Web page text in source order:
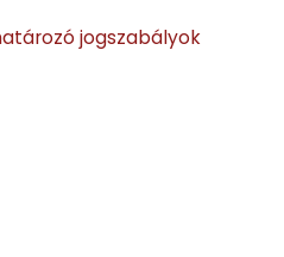
jogszabályok